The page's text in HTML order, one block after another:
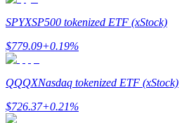
SPYXSP500 tokenized ETF (xStock)
$779.09+0.19%
QQQXNasdaq tokenized ETF (xStock)
$726.37+0.21%